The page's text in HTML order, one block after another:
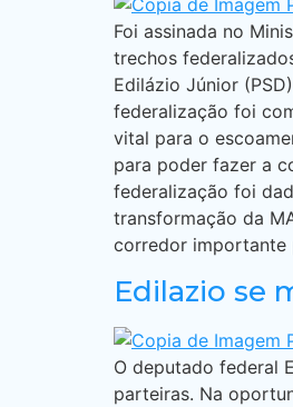
Foi assinada no
trechos
Edilázio Júnior
federalização foi
vital para o
para poder fazer a
federalização foi
transformação da
corredor importante
Edilazio se
O deputado federal
parteiras. Na